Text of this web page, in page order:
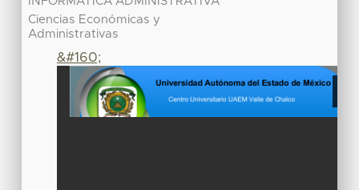
Ciencias Económicas y
Administrativas
&#160;